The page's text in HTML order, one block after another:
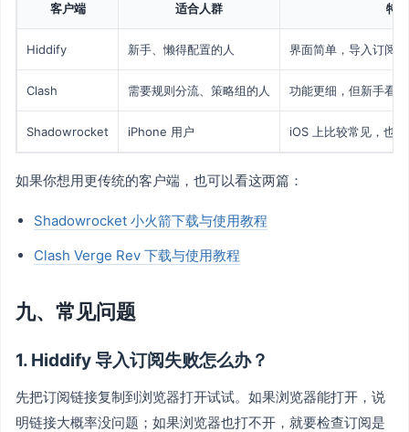
客户端 适合人群 特点
Hiddify 新手、懒得配置的人 界面简单，导入订阅
Clash 需要规则分流、策略组的人 功能更细，但新手看
Shadowrocket iPhone 用户 iOS 上比较常见，也
如果你想用更传统的客户端，也可以看这两篇：
Shadowrocket 小火箭下载与使用教程
Clash Verge Rev 下载与使用教程
九、常见问题
1. Hiddify 导入订阅失败怎么办？
先把订阅链接复制到浏览器打开试试。如果浏览器能打开，说
明链接大概率没问题；如果浏览器也打不开，就要检查订阅是